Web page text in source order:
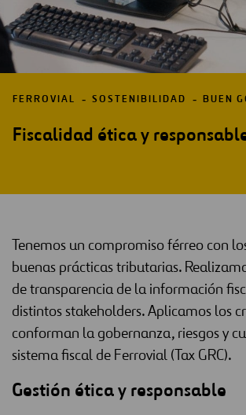
FERROVIAL SOSTENIBILIDAD BUEN
Fiscalidad ética y
Tenemos un compromiso férreo con
buenas prácticas tributarias.
de transparencia de la información
distintos stakeholders. Aplicamos los
conforman la gobernanza, riesgos y
sistema fiscal de Ferrovial (Tax GRC).
Gestión ética y responsable